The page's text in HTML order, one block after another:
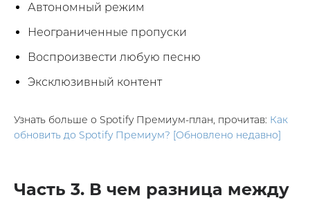
Автономный режим
Неограниченные пропуски
Воспроизвести любую песню
Эксклюзивный контент
Узнать больше о Spotify Премиум-план, прочитав: Как
обновить до Spotify Премиум? [Обновлено недавно]
Часть 3. В чем разница между